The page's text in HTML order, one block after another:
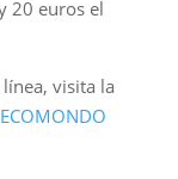
20 euros el
visita la